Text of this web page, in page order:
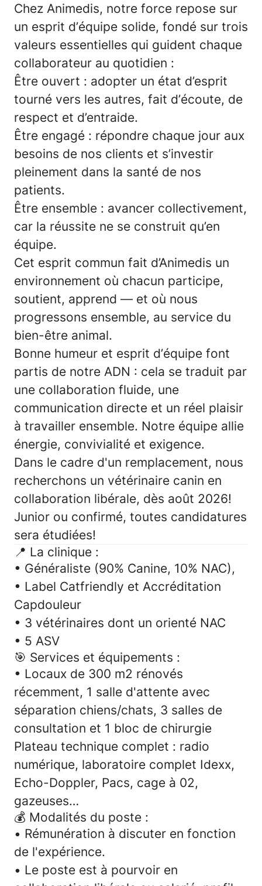
Chez Animedis, notre force repose sur
un esprit d’équipe solide, fondé sur trois
valeurs essentielles qui guident chaque
collaborateur au quotidien :
Être ouvert : adopter un état d’esprit
tourné vers les autres, fait d’écoute, de
respect et d’entraide.
Être engagé : répondre chaque jour aux
besoins de nos clients et s’investir
pleinement dans la santé de nos
patients.
Être ensemble : avancer collectivement,
car la réussite ne se construit qu’en
équipe.
Cet esprit commun fait d’Animedis un
environnement où chacun participe,
soutient, apprend — et où nous
progressons ensemble, au service du
bien-être animal.
Bonne humeur et esprit d’équipe font
partis de notre ADN : cela se traduit par
une collaboration fluide, une
communication directe et un réel plaisir
à travailler ensemble. Notre équipe allie
énergie, convivialité et exigence.
Dans le cadre d'un remplacement, nous
recherchons un vétérinaire canin en
collaboration libérale, dès août 2026!
Junior ou confirmé, toutes candidatures
sera étudiées!
📍 La clinique :
• Généraliste (90% Canine, 10% NAC),
• Label Catfriendly et Accréditation
Capdouleur
• 3 vétérinaires dont un orienté NAC
• 5 ASV
🎯 Services et équipements :
• Locaux de 300 m2 rénovés
récemment, 1 salle d'attente avec
séparation chiens/chats, 3 salles de
consultation et 1 bloc de chirurgie
Plateau technique complet : radio
numérique, laboratoire complet Idexx,
Echo-Doppler, Pacs, cage à 02,
gazeuses…
💰 Modalités du poste :
• Rémunération à discuter en fonction
de l'expérience.
• Le poste est à pourvoir en